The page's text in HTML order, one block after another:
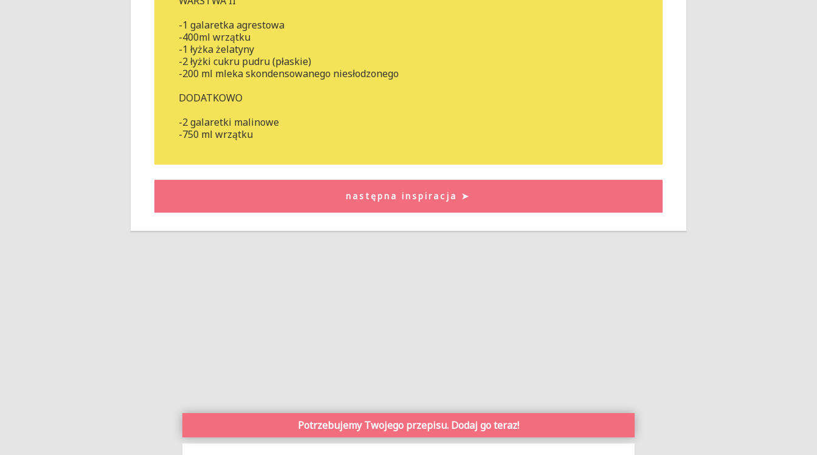
-1 galaretka agrestowa
-400ml wrzątku
-1 łyżka żelatyny
-2 łyżki cukru pudru (płaskie)
-200 ml mleka skondensowanego niesłodzonego
DODATKOWO
-2 galaretki malinowe
-750 ml wrzątku
następna inspiracja ➤
Potrzebujemy Twojego przepisu. Dodaj go teraz!